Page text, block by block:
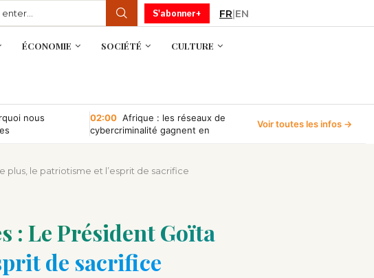
S'abonner+ FR|EN
ÉCONOMIE SOCIÉTÉ CULTURE
nous
02:00 Afrique : les réseaux de
cybercriminalité gagnent en
Voir toutes les infos →
plus, le patriotisme et l’esprit de sacrifice
: Le Président Goïta
de sacrifice